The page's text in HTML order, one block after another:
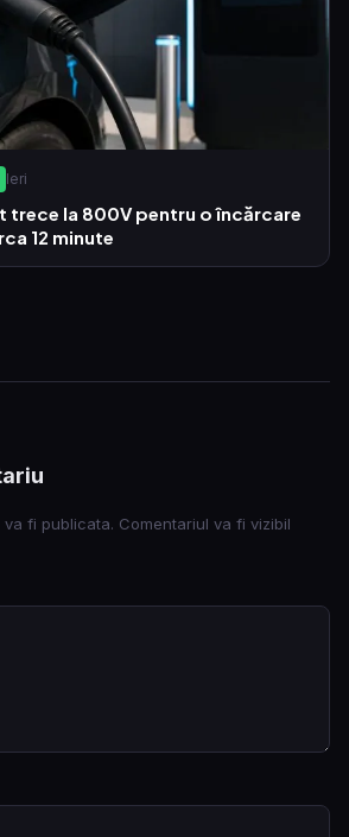
Ieri
trece la 800V pentru o încărcare
12 minute
fi publicata. Comentariul va fi vizibil